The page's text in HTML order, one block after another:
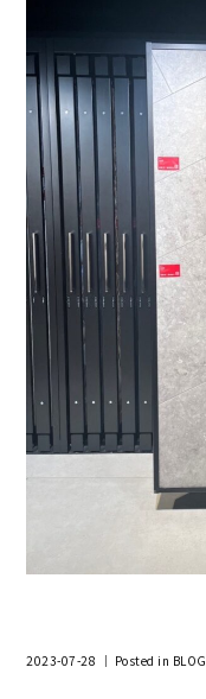
2023-07-28 ｜ Posted in BLOG